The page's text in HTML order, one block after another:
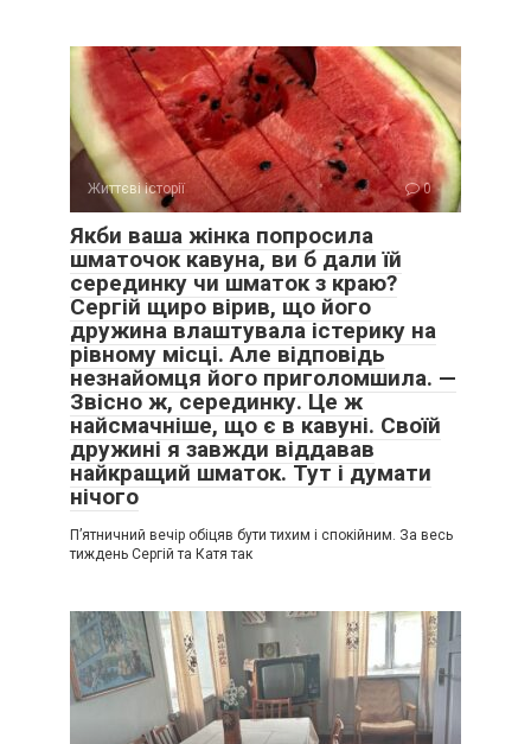
Життєві історії 0
Якби ваша жінка попросила
шматочок кавуна, ви б дали їй
серединку чи шматок з краю?
Сергій щиро вірив, що його
дружина влаштувала істерику на
рівному місці. Але відповідь
незнайомця його приголомшила. —
Звісно ж, серединку. Це ж
найсмачніше, що є в кавуні. Своїй
дружині я завжди віддавав
найкращий шматок. Тут і думати
нічого
П’ятничний вечір обіцяв бути тихим і спокійним. За весь
тиждень Сергій та Катя так